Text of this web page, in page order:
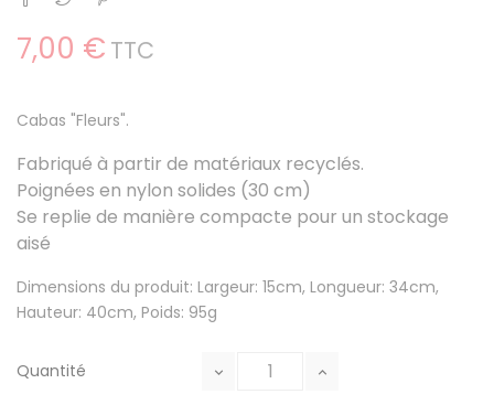
7,00 € TTC
Cabas "Fleurs".
Fabriqué à partir de matériaux recyclés.
Poignées en nylon solides (30 cm)
Se replie de manière compacte pour un stockage
aisé
Dimensions du produit: Largeur: 15cm, Longueur: 34cm,
Hauteur: 40cm, Poids: 95g
Quantité